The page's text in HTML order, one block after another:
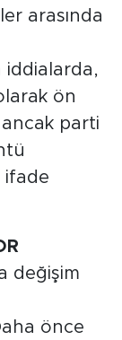
arasında
iddialarda,
ön
ancak parti
ifade
değişim
önce